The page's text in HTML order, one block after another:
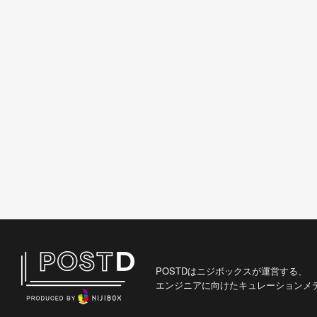
POSTDはニジボックスが運営する、
エンジニアに向けたキュレーションメ